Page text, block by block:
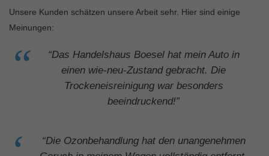
Unsere Kunden schätzen unsere Arbeit sehr. Hier sind einige
Meinungen:
“Das Handelshaus Boesel hat mein Auto in
einen wie-neu-Zustand gebracht. Die
Trockeneisreinigung war besonders
beeindruckend!”
“Die Ozonbehandlung hat den unangenehmen